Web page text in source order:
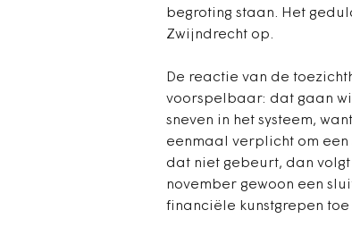
begroting staan. Het
Zwijndrecht op.
De reactie van de
voorspelbaar: dat gaan
sneven in het systeem,
eenmaal verplicht om
dat niet gebeurt, dan
november gewoon een
financiële kunstgrepen toe